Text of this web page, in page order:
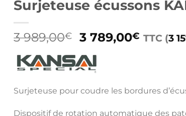
Surjeteuse écussons
3 989,00€
Le
initial
était :
989,00€.
3 789,00€Le
3
TTC (3
Surjeteuse pour coudre les bordures
Dispositif de rotation automatique des